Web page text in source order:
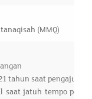
(MMQ)
tahun saat pengajuan
saat jatuh tempo